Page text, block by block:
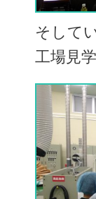
そして
工場見学